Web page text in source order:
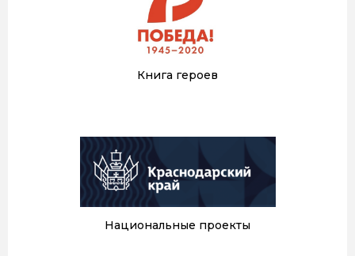
Книга героев
Национальные проекты